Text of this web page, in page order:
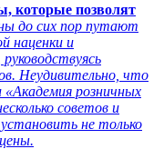
которые позволят
до сих пор путают
наценки и
Неудивительно, что
розничных
советов и
не только